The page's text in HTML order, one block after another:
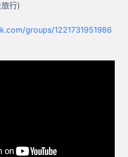
行)
groups/1221731951986